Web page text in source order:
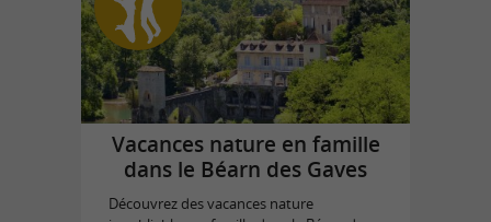
Vacances nature en famille
dans le Béarn des Gaves
Découvrez des vacances nature